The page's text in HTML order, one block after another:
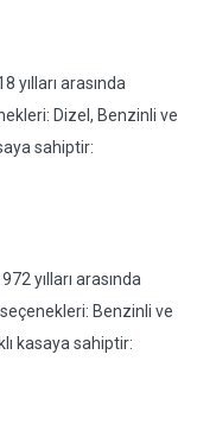
yılları arasında
Dizel, Benzinli ve
sahiptir:
yılları arasında
Benzinli ve
kasaya sahiptir: